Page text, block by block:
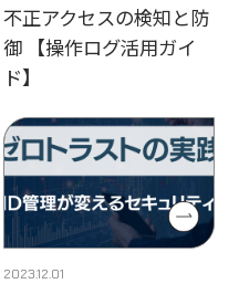
不正アクセスの検知と防
御 【操作ログ活用ガイ
ド】
2023.12.01